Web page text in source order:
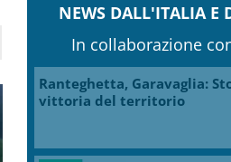
NEWS DALL'ITALIA E
In collaborazione
Ranteghetta, Garavaglia:
vittoria del territorio